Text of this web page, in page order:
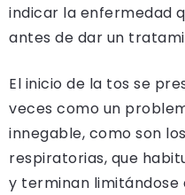
indicar la enfermedad
antes de dar un
El inicio de la tos se
veces como un
innegable, como son
respiratorias, que
y terminan